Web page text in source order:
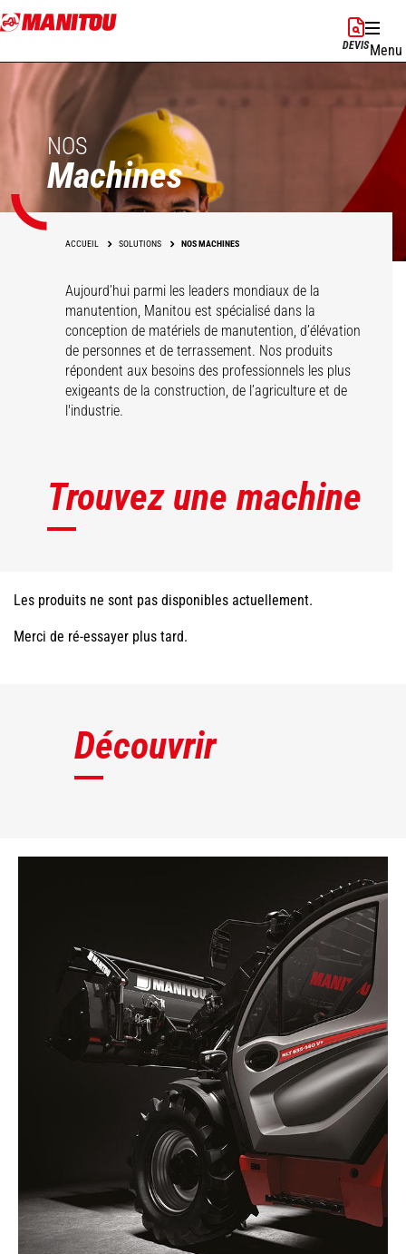
Aller
au
principal
DEVISMenu
NOS
Machines
ACCUEIL SOLUTIONS NOS MACHINES
Aujourd’hui parmi les leaders mondiaux de la
manutention, Manitou est spécialisé dans la
conception de matériels de manutention, d’élévation
de personnes et de terrassement. Nos produits
répondent aux besoins des professionnels les plus
exigeants de la construction, de l’agriculture et de
l'industrie.
Trouvez une machine
Les produits ne sont pas disponibles actuellement.
Merci de ré-essayer plus tard.
Découvrir